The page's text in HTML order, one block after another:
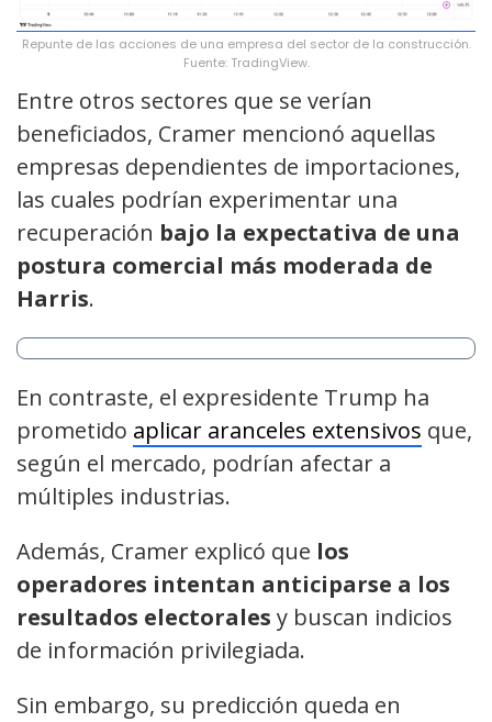
Repunte de las acciones de una empresa del sector de la construcción.
Fuente: TradingView.
Entre otros sectores que se verían
beneficiados, Cramer mencionó aquellas
empresas dependientes de importaciones,
las cuales podrían experimentar una
recuperación bajo la expectativa de una
postura comercial más moderada de
Harris.
En contraste, el expresidente Trump ha
prometido aplicar aranceles extensivos que,
según el mercado, podrían afectar a
múltiples industrias.
Además, Cramer explicó que los
operadores intentan anticiparse a los
resultados electorales y buscan indicios
de información privilegiada.
Sin embargo, su predicción queda en